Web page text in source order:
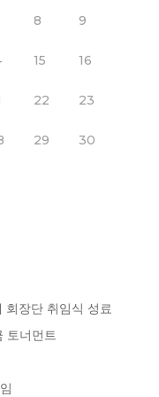
8 9
15 16
22 23
29 30
회장단 취임식 성료
토너먼트